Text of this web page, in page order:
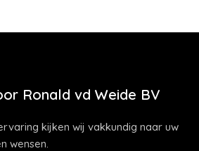
Ronald vd Weide BV
kijken wij vakkundig naar uw
wensen.